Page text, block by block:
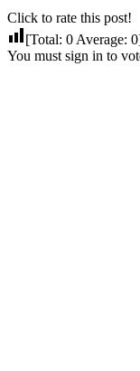
Click to rate this post!
[Total: 0 Average: 0
You must sign in to